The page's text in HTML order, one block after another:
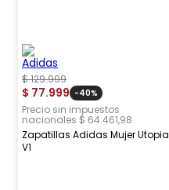
$129.999
$ 77.999 -40%
Precio sin impuestos
nacionales $ 64.461,98
Zapatillas Adidas Mujer Utopia
V1